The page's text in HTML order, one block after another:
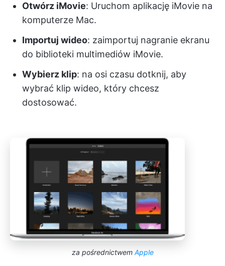
Otwórz iMovie: Uruchom aplikację iMovie na
komputerze Mac.
Importuj wideo: zaimportuj nagranie ekranu
do biblioteki multimediów iMovie.
Wybierz klip: na osi czasu dotknij, aby
wybrać klip wideo, który chcesz
dostosować.
za pośrednictwem Apple